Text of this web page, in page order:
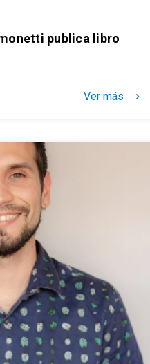
publica libro
Ver más keyboard_arrow_right